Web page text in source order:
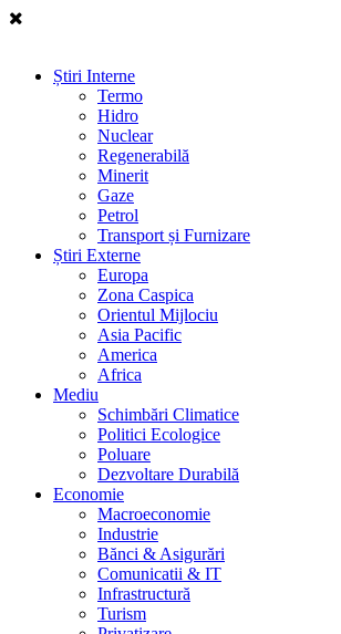
Știri Interne
Termo
Hidro
Nuclear
Regenerabilă
Minerit
Gaze
Petrol
Transport și Furnizare
Știri Externe
Europa
Zona Caspica
Orientul Mijlociu
Asia Pacific
America
Africa
Mediu
Schimbări Climatice
Politici Ecologice
Poluare
Dezvoltare Durabilă
Economie
Macroeconomie
Industrie
Bănci & Asigurări
Comunicatii & IT
Infrastructură
Turism